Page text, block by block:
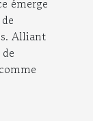
émerge
Alliant